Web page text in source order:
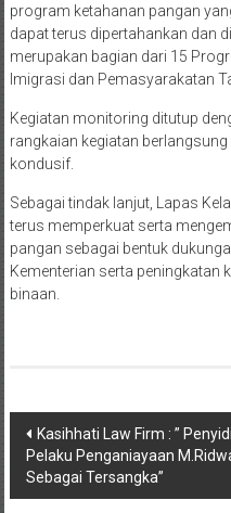
program ketahanan pangan
dapat terus dipertahankan dan
merupakan bagian dari 15
Imigrasi dan Pemasyarakatan
Kegiatan monitoring ditutup
rangkaian kegiatan
kondusif.
Sebagai tindak lanjut, Lapas
terus memperkuat serta
pangan sebagai bentuk
Kementerian serta peningkatan
binaan.
Navigasi
pos
Kasihhati Law Firm : ”
Pelaku Penganiayaan
Sebagai Tersangka”